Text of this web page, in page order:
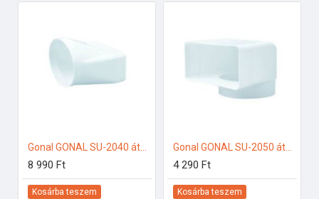
Gonal GONAL SU-2040 átalakító idom, NA150 - 90x180 150-es páraelszívóhoz
8 990 Ft
Kosárba teszem
Gonal GONAL SU-2050 átalakító idom 90Â°, NA150 - 90x180 150-es páraelszívóhoz
4 290 Ft
Kosárba teszem